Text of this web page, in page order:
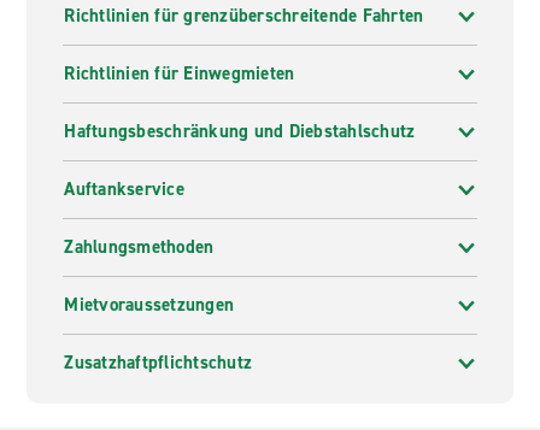
Richtlinien für grenzüberschreitende Fahrten
Richtlinien für Einwegmieten
Haftungsbeschränkung und Diebstahlschutz
Auftankservice
Zahlungsmethoden
Mietvoraussetzungen
Zusatzhaftpflichtschutz